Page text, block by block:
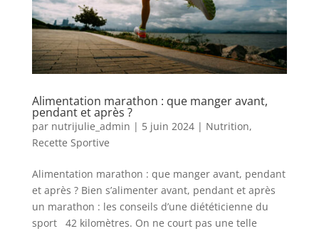
Alimentation marathon : que manger avant,
pendant et après ?
par nutrijulie_admin | 5 juin 2024| Nutrition,
Recette Sportive
Alimentation marathon : que manger avant, pendant
et après ? Bien s’alimenter avant, pendant et après
un marathon : les conseils d’une diététicienne du
sport 42 kilomètres. On ne court pas une telle